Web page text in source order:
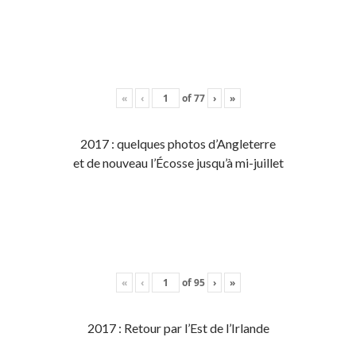
« ‹ of77 › »
2017 : quelques photos d’Angleterre
et de nouveau l’Écosse jusqu’à mi-juillet
« ‹ of95 › »
2017 : Retour par l’Est de l’Irlande